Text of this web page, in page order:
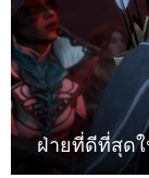
ฝ่ายที่ดีที่สุด